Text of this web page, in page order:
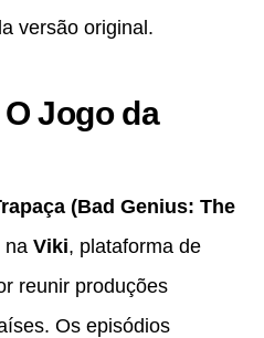
versão original.
Jogo da
(Bad Genius: The
na Viki, plataforma de
reunir produções
Os episódios